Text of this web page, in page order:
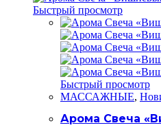
Быстрый просмотр
Быстрый просмотр
МАССАЖНЫЕ,
Арома Свеча